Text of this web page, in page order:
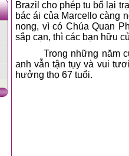
Brazil cho phép tu bổ lại
bác ái của Marcello càng
nong, vì có Chúa Quan
sắp cạn, thì các bạn hữu
Trong những năm
anh vẫn tận tụy và vui
hưởng thọ 67 tuổi.